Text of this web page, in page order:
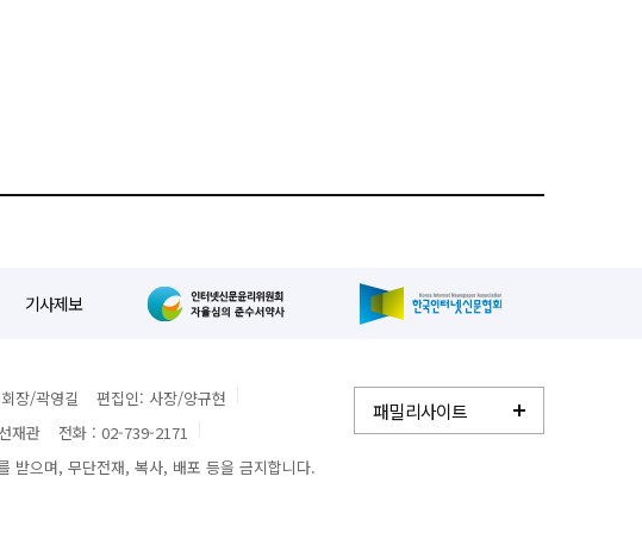
기사제보
장/곽영길
편집인: 사장/양규현
재관
전화 : 02-739-2171
받으며, 무단전재, 복사, 배포 등을 금지합니다.
패밀리사이트